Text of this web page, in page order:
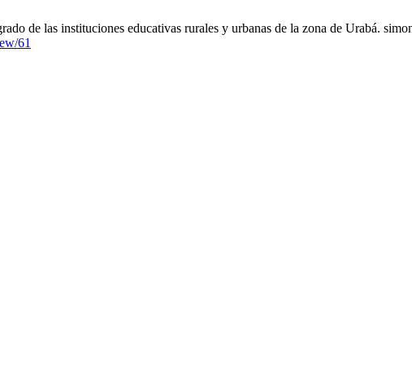
de las instituciones educativas rurales y urbanas de la zona de Urabá.
61